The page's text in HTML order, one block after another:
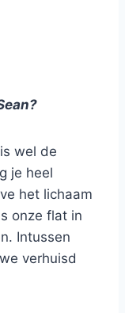
wel de
je heel
het lichaam
onze flat in
Intussen
verhuisd